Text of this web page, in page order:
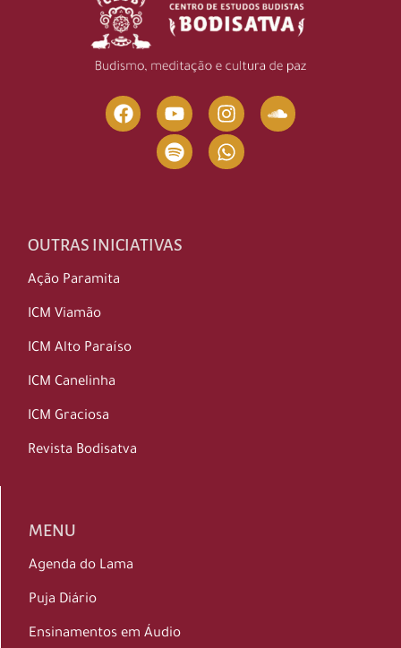
OUTRAS INICIATIVAS
Ação Paramita
ICM Viamão
ICM Alto Paraíso
ICM Canelinha
ICM Graciosa
Revista Bodisatva
MENU
Agenda do Lama
Puja Diário
Ensinamentos em Áudio